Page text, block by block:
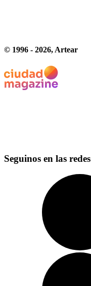
© 1996 - 2026, Artear
Seguinos en las redes